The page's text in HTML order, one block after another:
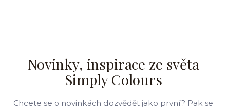
Novinky, inspirace ze světa
Simply Colours
Chcete se o novinkách dozvědět jako první? Pak se